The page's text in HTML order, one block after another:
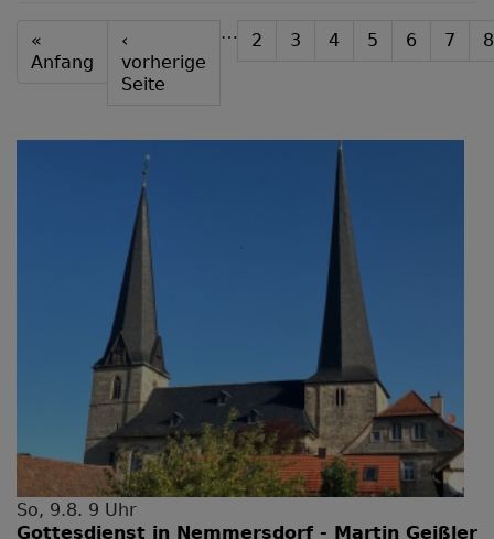
Seitennummerierung
First
page
«
Anfang
Vorherige
Seite
‹
vorherige
Seite
… Seite
2 Seite
3 Seite
4 Seite
5
Aktuelle
6 Seite
7 8
So, 9.8. 9 Uhr
Gottesdienst in Nemmersdorf - Martin Geißler